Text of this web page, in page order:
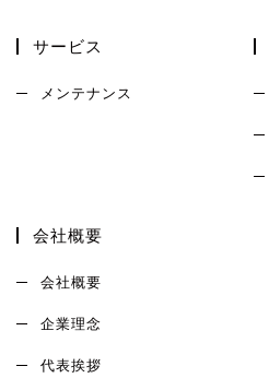
サービス
メンテナンス
会社概要
会社概要
企業理念
代表挨拶